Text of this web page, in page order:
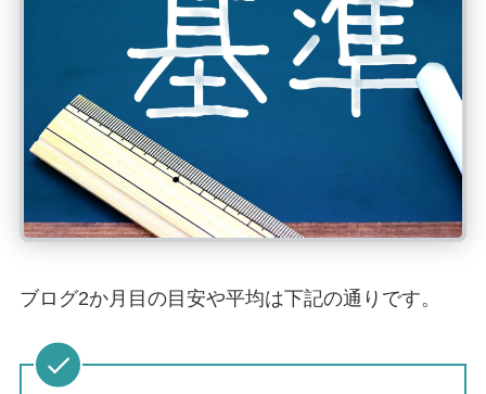
ブログ2か月目の目安や平均は下記の通りです。